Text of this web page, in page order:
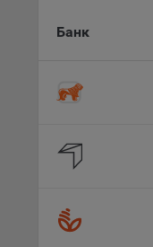
Банк